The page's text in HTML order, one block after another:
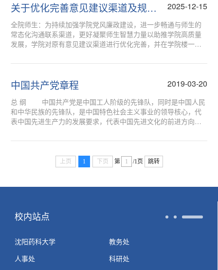
关于优化完善意见建议渠道及规范
公告栏使用的通知
2025-12-15
全院师生：为持续加强学院党风廉政建设，进一步畅通与师生的
常态化沟通联系渠道，更好凝聚师生智慧力量以助推学院高质量
发展，学院对原有意见建议渠道进行优化完善，并在学院楼一楼
u.edu.cn;3.线下信箱：学院楼一楼...
中国共产党章程 2019-03-20
总 纲 中国共产党是中国工人阶级的先锋队，同时是中国人民
和中华民族的先锋队，是中国特色社会主义事业的领导核心，代
表中国先进生产力的发展要求，代表中国先进文化的前进方向，
上页 1 下页 第 /1页 跳转
校内站点
沈阳药科大学
教务处
人事处
科研处